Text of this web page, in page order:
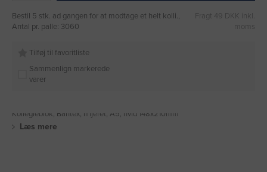
Bestil 5 stk. ad gangen for at modtage et helt kolli.,
Antal pr. palle: 3060
Fragt 49 DKK inkl.
moms
Tilføj til favoritliste
Sammenlign markerede
varer
Kollegieblok, Bantex, linjeret, A5, hvid 148x210mm
Læs mere